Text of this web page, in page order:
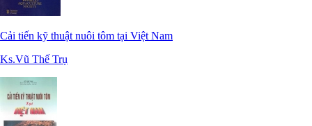
Cải tiến kỹ thuật nuôi tôm tại Việt Nam
Ks.Vũ Thế Trụ